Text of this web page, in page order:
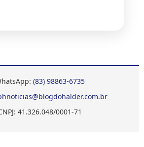
(83) 98863-6735
41.326.048/0001-71